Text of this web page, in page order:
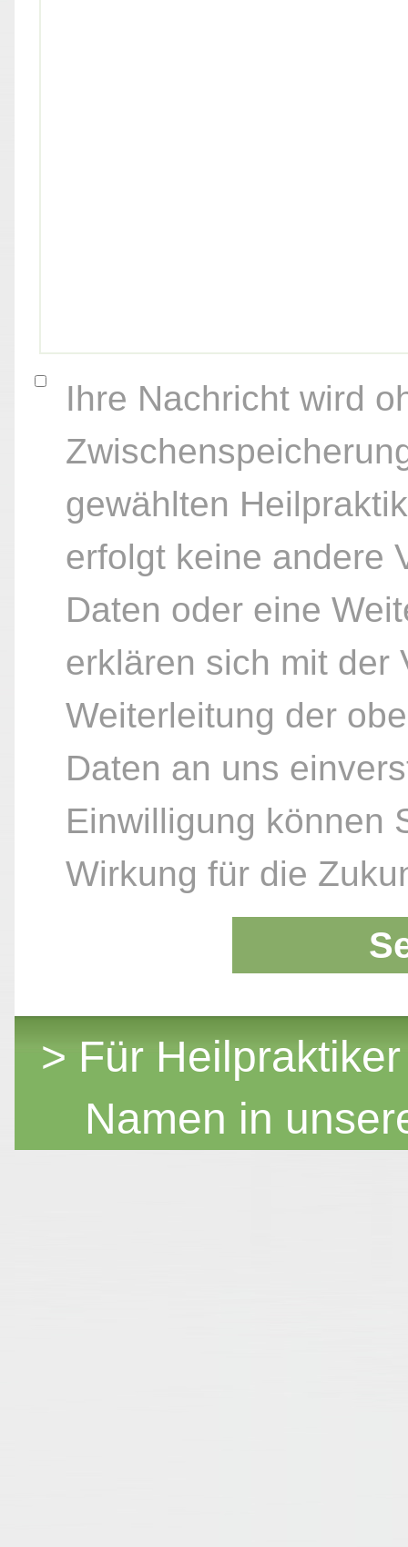
Ihre Nachricht wird
gewählten
erfolgt keine andere
Daten oder eine
erklären sich mit der
Weiterleitung der
Daten an uns
Einwilligung können
Wirkung für die
> Für
Namen in